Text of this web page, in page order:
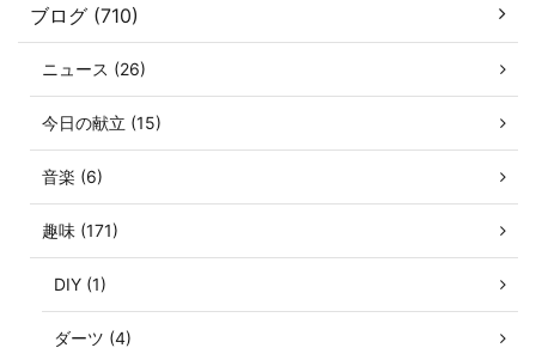
ブログ (710)
ニュース (26)
今日の献立 (15)
音楽 (6)
趣味 (171)
DIY (1)
ダーツ (4)